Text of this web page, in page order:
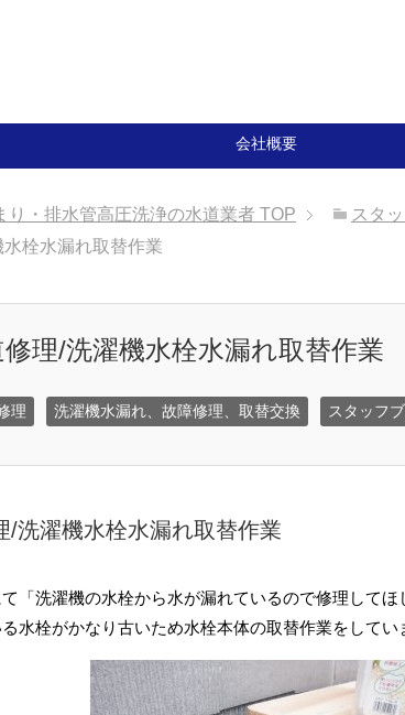
会社概要
り・排水管高圧洗浄の水道業者 TOP スタ
栓水漏れ取替作業
理/洗濯機水栓水漏れ取替作業
理 洗濯機水漏れ、故障修理、取替交換 スタッフ
/洗濯機水栓水漏れ取替作業
「洗濯機の水栓から水が漏れているので修理して
水栓がかなり古いため水栓本体の取替作業をしてい